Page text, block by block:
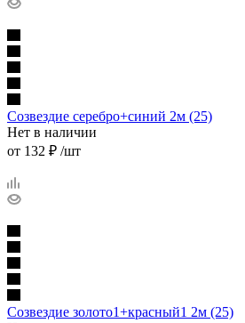
Созвездие серебро+синий 2м (25)
Нет в наличии
от 132 ₽ /шт
Созвездие золото1+красный1 2м (25)